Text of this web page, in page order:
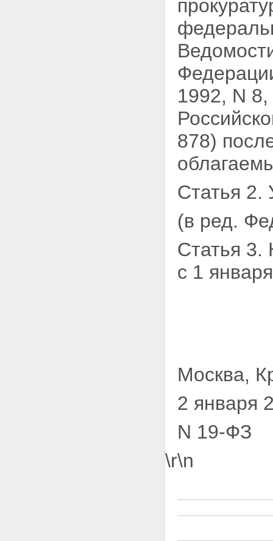
1992, N 8,
878)
Статья 2.
(в ред.
Статья 3.
с 1
Москва,
2 января
N 19-ФЗ
\r\n